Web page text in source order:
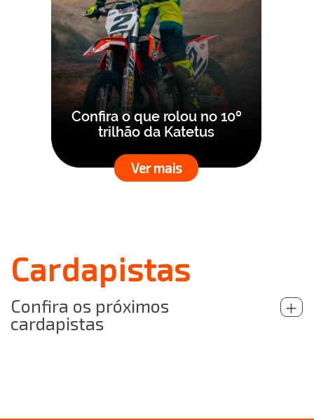
Confira o que rolou no 10º
trilhão da Katetus
Ver mais
Cardapistas
Confira os próximos
cardapistas
+